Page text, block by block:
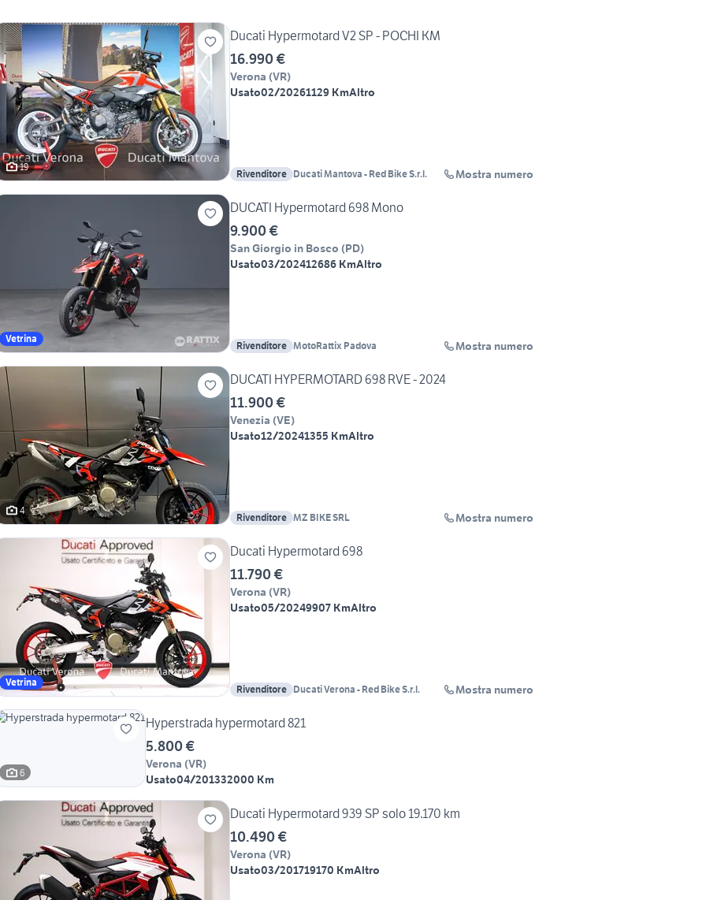
19
Ducati Hypermotard V2 SP - POCHI KM
16.990 €
Verona (VR)
Usato02/20261129 KmAltro
Rivenditore Ducati Mantova - Red Bike S.r.l. Mostra numero
Vetrina
DUCATI Hypermotard 698 Mono
9.900 €
San Giorgio in Bosco (PD)
Usato03/202412686 KmAltro
Rivenditore MotoRattix Padova Mostra numero
4
DUCATI HYPERMOTARD 698 RVE - 2024
11.900 €
Venezia (VE)
Usato12/20241355 KmAltro
Rivenditore MZ BIKE SRL Mostra numero
Vetrina
Ducati Hypermotard 698
11.790 €
Verona (VR)
Usato05/20249907 KmAltro
Rivenditore Ducati Verona - Red Bike S.r.l. Mostra numero
6
Hyperstrada hypermotard 821
5.800 €
Verona (VR)
Usato04/201332000 Km
Ducati Hypermotard 939 SP solo 19.170 km
10.490 €
Verona (VR)
Usato03/201719170 KmAltro